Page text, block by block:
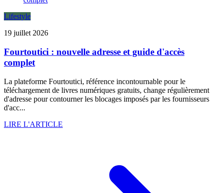
Lifestyle
19 juillet 2026
Fourtoutici : nouvelle adresse et guide d'accès
complet
La plateforme Fourtoutici, référence incontournable pour le
téléchargement de livres numériques gratuits, change régulièrement
d'adresse pour contourner les blocages imposés par les fournisseurs
d'acc...
LIRE L'ARTICLE